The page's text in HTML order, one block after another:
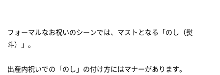
フォーマルなお祝いのシーンでは、マストとなる「のし（熨
斗）」。
出産内祝いでの「のし」の付け方にはマナーがあります。